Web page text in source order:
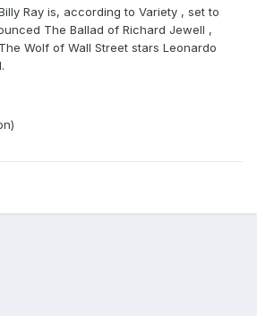
Ray is, according to Variety , set to
The Ballad of Richard Jewell ,
Wolf of Wall Street stars Leonardo